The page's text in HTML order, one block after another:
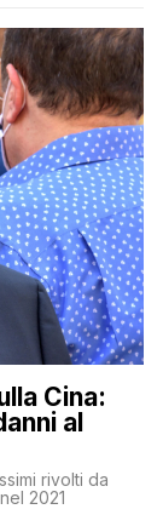
Cina:
al
rivolti da
2021